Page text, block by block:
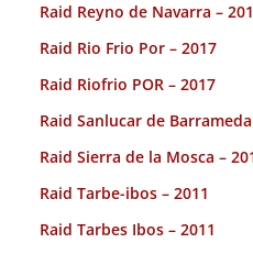
Raid Reyno de Navarra –
Raid Rio Frio Por – 2017
Raid Riofrio POR – 2017
Raid Sanlucar de
Raid Sierra de la Mosca –
Raid Tarbe-ibos – 2011
Raid Tarbes Ibos – 2011